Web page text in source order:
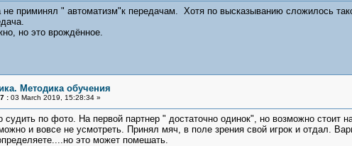
не приминял " автоматизм"к передачам. Хотя по высказыванию сложилось
но это врождённое.
Методика обучения
:03 March 2019, 15:28:34 »
судить по фото. На первой партнер " достаточно одинок", но возможно стоит
и вовсе не усмотреть. Принял мяч, в поле зрения свой игрок и отдал.
это может помешать.